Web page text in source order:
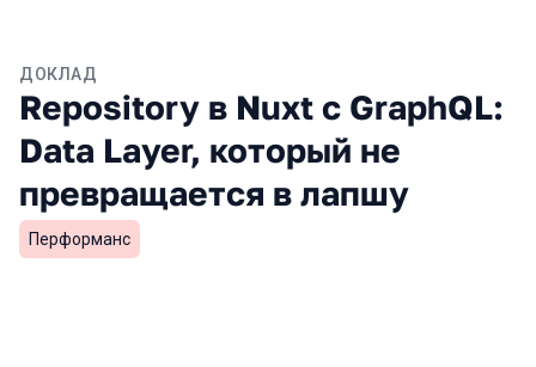
ДОКЛАД
Repository в Nuxt с GraphQL:
Data Layer, который не
превращается в лапшу
Перформанс